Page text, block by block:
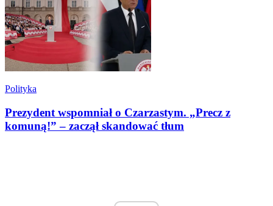
Polityka
Prezydent wspomniał o Czarzastym. „Precz z
komuną!” – zaczął skandować tłum